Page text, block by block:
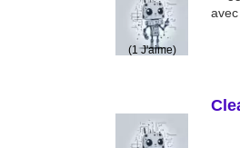
(1J'aime)